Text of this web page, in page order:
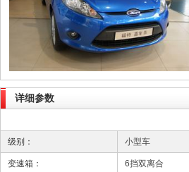
详细参数
级别： 小型车
变速箱： 6挡双离合